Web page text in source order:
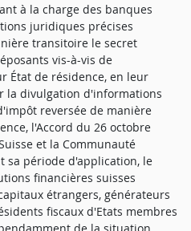
à la charge des banques
juridiques précises
transitoire le secret
vis-à-vis de
État de résidence, en leur
la divulgation d'informations
reversée de manière
l'Accord du 26 octobre
et la Communauté
sa période d'application, le
financières suisses
étrangers, générateurs
fiscaux d'Etats membres